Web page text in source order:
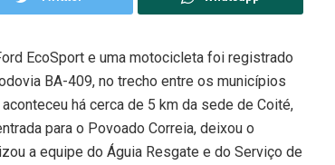
EcoSport e uma motocicleta foi registrado
BA-409, no trecho entre os municípios
há cerca de 5 km da sede de Coité,
para o Povoado Correia, deixou o
a equipe do Águia Resgate e do Serviço de